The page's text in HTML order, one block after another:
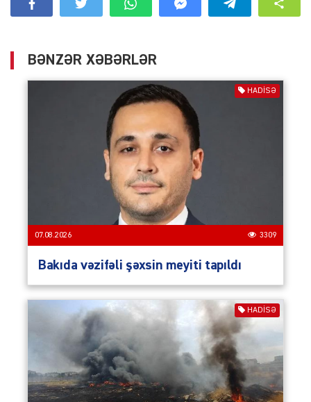
BƏNZƏR XƏBƏRLƏR
HADISƏ
07.08.2026 3309
Bakıda vəzifəli şəxsin meyiti tapıldı
HADISƏ